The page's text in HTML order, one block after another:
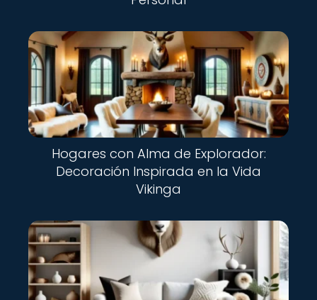
Hogares con Alma de Explorador:
Decoración Inspirada en la Vida
Vikinga